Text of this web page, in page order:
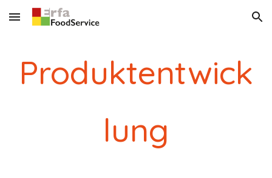
Skip to main content Skip to navigation
Produktentwick
lung